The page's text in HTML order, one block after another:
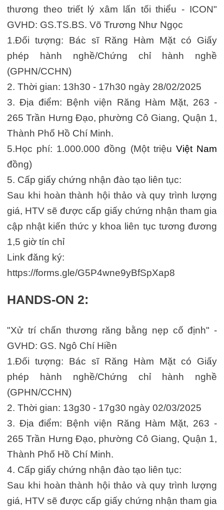
thương theo triết lý xâm lấn tối thiểu - ICON"
GVHD: GS.TS.BS. Võ Trương Như Ngọc
1.Đối tượng: Bác sĩ Răng Hàm Mặt có Giấy
phép hành nghề/Chứng chỉ hành nghề
(GPHN/CCHN)
2. Thời gian: 13h30 - 17h30 ngày 28/02/2025
3. Địa điểm: Bệnh viện Răng Hàm Mặt, 263 -
265 Trần Hưng Đạo, phường Cô Giang, Quận 1,
Thành Phố Hồ Chí Minh.
5.Học phí: 1.000.000 đồng (Một triệu Việt Nam
đồng)
5. Cấp giấy chứng nhận đào tạo liên tục:
Sau khi hoàn thành hội thảo và quy trình lượng
giá, HTV sẽ được cấp giấy chứng nhận tham gia
cập nhật kiến thức y khoa liên tục tương đương
1,5 giờ tín chỉ
Link đăng ký:
https://forms.gle/G5P4wne9yBfSpXap8
HANDS-ON 2:
"Xử trí chấn thương răng bằng nẹp cố định" -
GVHD: GS. Ngô Chí Hiền
1.Đối tượng: Bác sĩ Răng Hàm Mặt có Giấy
phép hành nghề/Chứng chỉ hành nghề
(GPHN/CCHN)
2. Thời gian: 13g30 - 17g30 ngày 02/03/2025
3. Địa điểm: Bệnh viện Răng Hàm Mặt, 263 -
265 Trần Hưng Đạo, phường Cô Giang, Quận 1,
Thành Phố Hồ Chí Minh.
4. Cấp giấy chứng nhận đào tạo liên tục:
Sau khi hoàn thành hội thảo và quy trình lượng
giá, HTV sẽ được cấp giấy chứng nhận tham gia